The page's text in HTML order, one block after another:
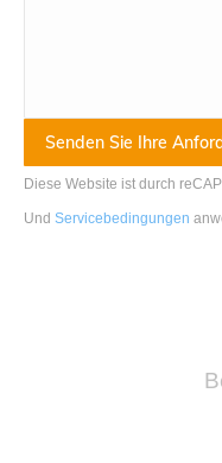
Diese Website ist durch
Und Servicebedingungen